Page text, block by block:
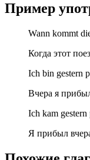
Пример
Wann kommt
Когда этот
Ich bin gestern
Вчера я
Ich kam
Я прибыл